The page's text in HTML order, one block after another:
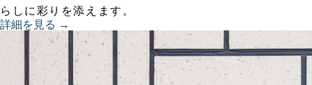
らしに彩りを添えます。
詳細を見る →